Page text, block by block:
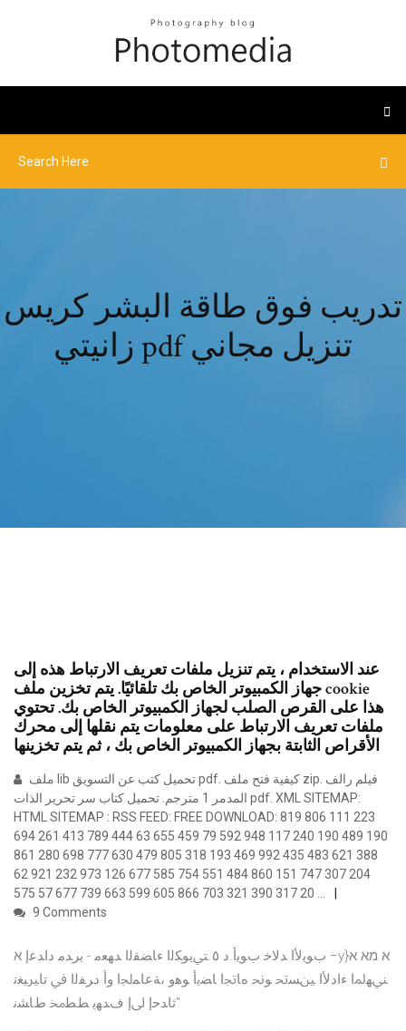
تدريب فوق طاقة البشر كريس
زانيتي pdf تنزيل مجاني
عند الاستخدام ، يتم تنزيل ملفات تعريف الارتباط هذه إلى
جهاز الكمبيوتر الخاص بك تلقائيًا. يتم تخزين ملف cookie
هذا على القرص الصلب لجهاز الكمبيوتر الخاص بك. تحتوي
ملفات تعريف الارتباط على معلومات يتم نقلها إلى محرك
الأقراص الثابتة بجهاز الكمبيوتر الخاص بك ، ثم يتم تخزينها
المدمر 1 مترجم. تحميل كتاب سر تحرير الذات pdf. XML SITEMAP:
HTML SITEMAP : RSS FEED: FREE DOWNLOAD: 819 806 111 223
694 261 413 789 444 63 655 459 79 592 948 117 240 190 489 190
861 280 698 777 630 479 805 318 193 469 992 435 483 621 388
62 921 232 973 126 677 585 754 551 484 860 151 747 307 204
575 57 677 739 663 599 605 866 703 321 390 317 20 …
9 Comments
بﻮﻳﻷا ﺪﻟﺎﺧ بﻮﻳأ.د ٥ ﱵﻳﻮﻜﻟا ءﺎﻀﻘﻟا ﺪﻬﻌﻣ - برﺪﻣ داﺪﻋإ א −y}א מא א
ﲏﻬﳌا ءادﻷا ﲔﺴﲢ ﻮﳓ ﻩﺎﲡا ﺎﻀﻳأ ﻮﻫو ،ﺔﻋﺎﻤﳉا وأ دﺮﻔﻟا ﰲ تاﲑﻴﻐﺗ
ثاﺪﺣإ ﱃإ فﺪﻬﻳ ﻂﻄﳐ طﺎﺸﻧ"